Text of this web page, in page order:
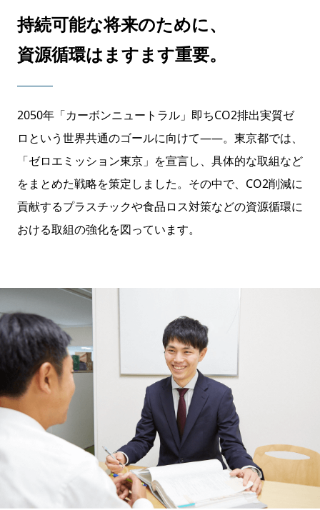
持続可能な将来のために、
資源循環はますます重要。
2050年「カーボンニュートラル」即ちCO2排出実質ゼ
ロという世界共通のゴールに向けて——。東京都では、
「ゼロエミッション東京」を宣言し、具体的な取組など
をまとめた戦略を策定しました。その中で、CO2削減に
貢献するプラスチックや食品ロス対策などの資源循環に
おける取組の強化を図っています。